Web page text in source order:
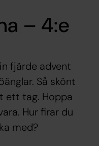
– 4:e
fjärde advent
Så skönt
ett tag. Hoppa
Hur firar du
med?